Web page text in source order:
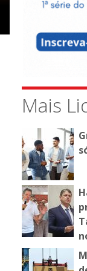
Mais